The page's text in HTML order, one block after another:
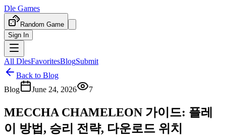
Dle Games
Random Game
Sign In
All DlesFavoritesBlogSubmit
Back to Blog
Blog
June 24, 2026 7
MECCHA CHAMELEON 가이드: 플레
이 방법, 승리 전략, 다운로드 위치